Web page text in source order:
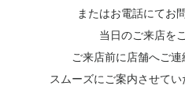
またはお電話にてお
当日のご来店を
ご来店前に店舗へご連
スムーズにご案内させてい